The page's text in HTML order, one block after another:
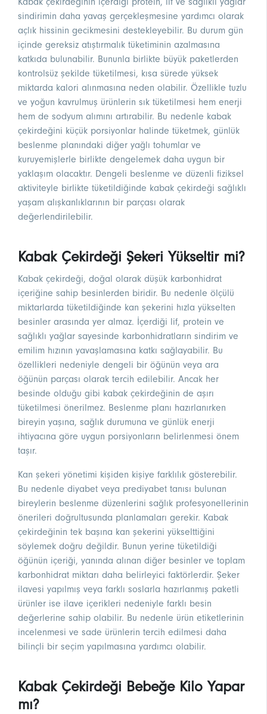
sindirimin daha yavaş gerçekleşmesine yardımcı olarak
açlık hissinin gecikmesini destekleyebilir. Bu durum gün
içinde gereksiz atıştırmalık tüketiminin azalmasına
katkıda bulunabilir. Bununla birlikte büyük paketlerden
kontrolsüz şekilde tüketilmesi, kısa sürede yüksek
miktarda kalori alınmasına neden olabilir. Özellikle tuzlu
ve yoğun kavrulmuş ürünlerin sık tüketilmesi hem enerji
hem de sodyum alımını artırabilir. Bu nedenle kabak
çekirdeğini küçük porsiyonlar halinde tüketmek, günlük
beslenme planındaki diğer yağlı tohumlar ve
kuruyemişlerle birlikte dengelemek daha uygun bir
yaklaşım olacaktır. Dengeli beslenme ve düzenli fiziksel
aktiviteyle birlikte tüketildiğinde kabak çekirdeği sağlıklı
yaşam alışkanlıklarının bir parçası olarak
değerlendirilebilir.
Kabak Çekirdeği Şekeri Yükseltir mi?
Kabak çekirdeği, doğal olarak düşük karbonhidrat
içeriğine sahip besinlerden biridir. Bu nedenle ölçülü
miktarlarda tüketildiğinde kan şekerini hızla yükselten
besinler arasında yer almaz. İçerdiği lif, protein ve
sağlıklı yağlar sayesinde karbonhidratların sindirim ve
emilim hızının yavaşlamasına katkı sağlayabilir. Bu
özellikleri nedeniyle dengeli bir öğünün veya ara
öğünün parçası olarak tercih edilebilir. Ancak her
besinde olduğu gibi kabak çekirdeğinin de aşırı
tüketilmesi önerilmez. Beslenme planı hazırlanırken
bireyin yaşına, sağlık durumuna ve günlük enerji
ihtiyacına göre uygun porsiyonların belirlenmesi önem
taşır.
Kan şekeri yönetimi kişiden kişiye farklılık gösterebilir.
Bu nedenle diyabet veya prediyabet tanısı bulunan
bireylerin beslenme düzenlerini sağlık profesyonellerinin
önerileri doğrultusunda planlamaları gerekir. Kabak
çekirdeğinin tek başına kan şekerini yükselttiğini
söylemek doğru değildir. Bunun yerine tüketildiği
öğünün içeriği, yanında alınan diğer besinler ve toplam
karbonhidrat miktarı daha belirleyici faktörlerdir. Şeker
ilavesi yapılmış veya farklı soslarla hazırlanmış paketli
ürünler ise ilave içerikleri nedeniyle farklı besin
değerlerine sahip olabilir. Bu nedenle ürün etiketlerinin
incelenmesi ve sade ürünlerin tercih edilmesi daha
bilinçli bir seçim yapılmasına yardımcı olabilir.
Kabak Çekirdeği Bebeğe Kilo Yapar
mı?